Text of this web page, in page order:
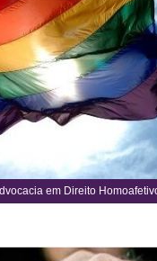
em Direito